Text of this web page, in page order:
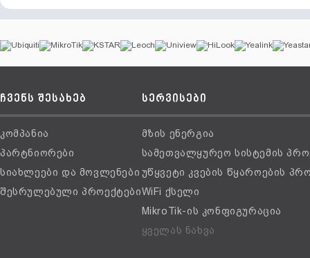
ჩვენს შესახებ
კომპანია
პარტნიორები
სიახლეები და მოვლენები
შესრულებული პროექტები
სერვისები
მზის ენერგია
სამეთვალყურეო სისტემის
უწყვეტი კვების წყაროების
WiFi ქსელი
MikroTik-ის კონფიგურაცია
ყველას ნახვა